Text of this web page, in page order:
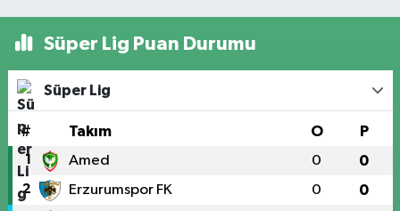
Süper Lig Puan Durumu
Süper Lig
# Takım O P
1 Amed 0 0
2 Erzurumspor FK 0 0